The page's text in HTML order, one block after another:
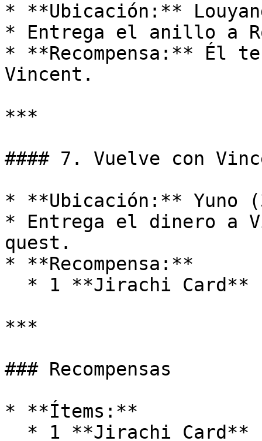
* **Ubicación:**
* Entrega el anillo a
* **Recompensa:** Él
Vincent.
***
#### 7. Vuelve con
* **Ubicación:** Yuno
* Entrega el dinero a
quest.
* **Recompensa:**
***
### Recompensas
* **Ítems:**